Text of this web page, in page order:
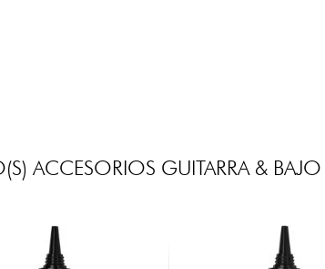
ACCESORIOS GUITARRA & BAJO